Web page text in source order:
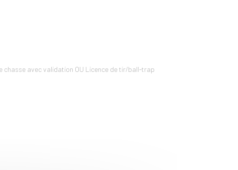
chasse avec validation OU Licence de tir/ball-trap